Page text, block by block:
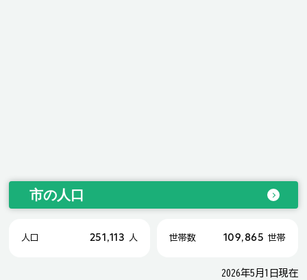
市の人口
人口 251,113 人 世帯数 109,865 世帯
2026年5月1日現在